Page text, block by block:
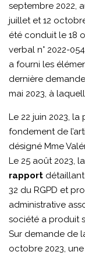
septembre 2022,
juillet et 12
été conduit le 18
verbal n° 2022-
a fourni les
dernière
mai 2023, à
Le 22 juin 2023,
fondement de
désigné Mme
Le 25 août 2023,
rapport
32 du RGPD et
administrative
société a produit
Sur demande de
octobre 2023,